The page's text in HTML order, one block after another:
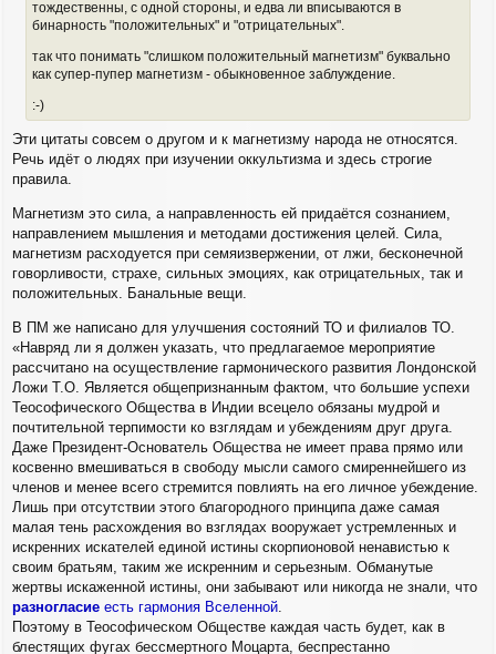
тождественны, с одной стороны, и едва ли вписываются в
бинарность "положительных" и "отрицательных".
так что понимать "слишком положительный магнетизм" буквально
как супер-пупер магнетизм - обыкновенное заблуждение.
:-)
Эти цитаты совсем о другом и к магнетизму народа не относятся.
Речь идёт о людях при изучении оккультизма и здесь строгие
правила.
Магнетизм это сила, а направленность ей придаётся сознанием,
направлением мышления и методами достижения целей. Сила,
магнетизм расходуется при семяизвержении, от лжи, бесконечной
говорливости, страхе, сильных эмоциях, как отрицательных, так и
положительных. Банальные вещи.
В ПМ же написано для улучшения состояний ТО и филиалов ТО.
«Навряд ли я должен указать, что предлагаемое мероприятие
рассчитано на осуществление гармонического развития Лондонской
Ложи Т.О. Является общепризнанным фактом, что большие успехи
Теософического Общества в Индии всецело обязаны мудрой и
почтительной терпимости ко взглядам и убеждениям друг друга.
Даже Президент-Основатель Общества не имеет права прямо или
косвенно вмешиваться в свободу мысли самого смиреннейшего из
членов и менее всего стремится повлиять на его личное убеждение.
Лишь при отсутствии этого благородного принципа даже самая
малая тень расхождения во взглядах вооружает устремленных и
искренних искателей единой истины скорпионовой ненавистью к
своим братьям, таким же искренним и серьезным. Обманутые
жертвы искаженной истины, они забывают или никогда не знали, что
разногласие есть гармония Вселенной.
Поэтому в Теософическом Обществе каждая часть будет, как в
блестящих фугах бессмертного Моцарта, беспрестанно